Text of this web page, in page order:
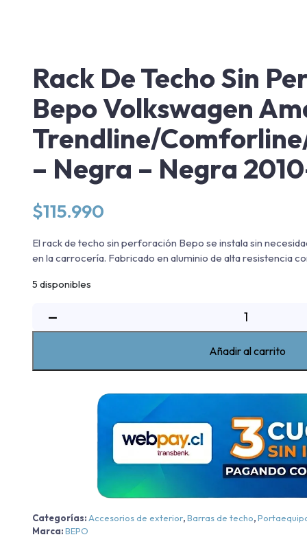
Rack De Techo Sin
Bepo Volkswagen
Trendline/
– Negra – Negra
$115.990
El rack de techo sin perforación Bepo se instala sin
en la carrocería. Fabricado en aluminio de alta resistencia
5 disponibles
−
De
Volkswagen
Amarok
Trendline/Comforline/Highline/V6
Negra
2010-
Añadir al carrito
Categorías: Accesorios de exterior,Barras de techo,
Marca:BEPO